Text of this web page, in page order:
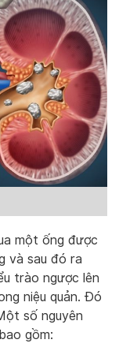
một ống được
và sau đó ra
trào ngược lên
niệu quản. Đó
số nguyên
gồm: